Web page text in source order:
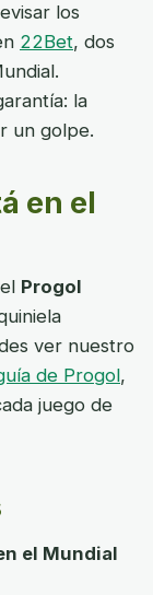
los
22Bet, dos
la
un golpe.
en el
Progol
ver nuestro
de Progol,
juego de
el Mundial